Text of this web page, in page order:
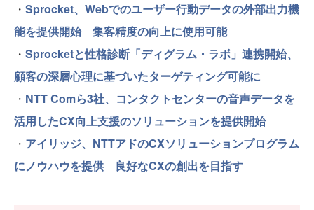
・ Sprocket、Webでのユーザー行動データの外部出力機
能を提供開始 集客精度の向上に使用可能
・ Sprocketと性格診断「ディグラム・ラボ」連携開始、
顧客の深層心理に基づいたターゲティング可能に
・ NTT Comら3社、コンタクトセンターの音声データを
活用したCX向上支援のソリューションを提供開始
・ アイリッジ、NTTアドのCXソリューションプログラム
にノウハウを提供 良好なCXの創出を目指す